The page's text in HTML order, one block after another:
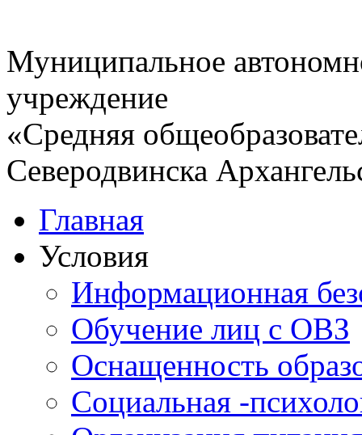
Муниципальное
учреждение
«Средняя
Северодвинска
Главная
Условия
Информационная
Обучение лиц с ОВЗ
Оснащенность
Социальная -